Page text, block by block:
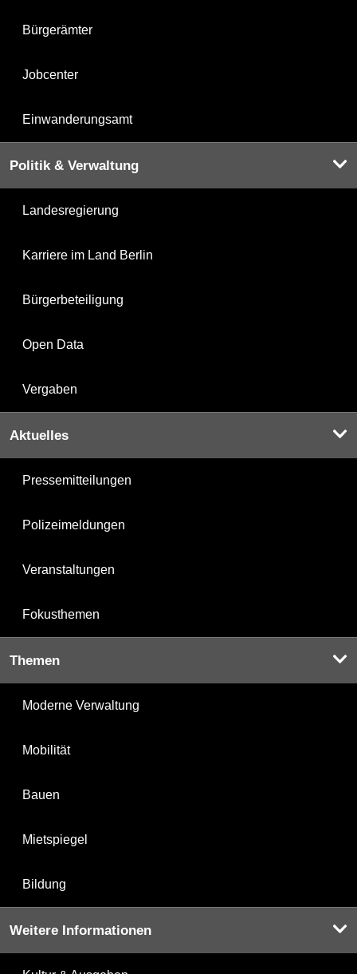
Bürgerämter
Jobcenter
Einwanderungsamt
Politik & Verwaltung
Landesregierung
Karriere im Land Berlin
Bürgerbeteiligung
Open Data
Vergaben
Aktuelles
Pressemitteilungen
Polizeimeldungen
Veranstaltungen
Fokusthemen
Themen
Moderne Verwaltung
Mobilität
Bauen
Mietspiegel
Bildung
Weitere Informationen